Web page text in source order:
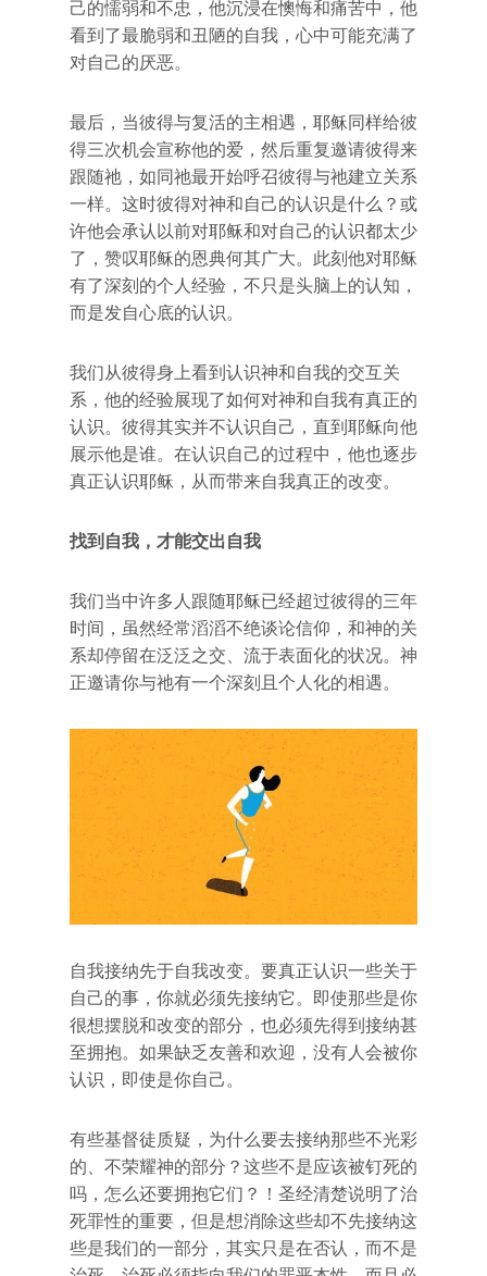
己的懦弱和不忠，他沉浸在懊悔和痛苦中，他
看到了最脆弱和丑陋的自我，心中可能充满了
对自己的厌恶。
最后，当彼得与复活的主相遇，耶稣同样给彼
得三次机会宣称他的爱，然后重复邀请彼得来
跟随祂，如同祂最开始呼召彼得与祂建立关系
一样。这时彼得对神和自己的认识是什么？或
许他会承认以前对耶稣和对自己的认识都太少
了，赞叹耶稣的恩典何其广大。此刻他对耶稣
有了深刻的个人经验，不只是头脑上的认知，
而是发自心底的认识。
我们从彼得身上看到认识神和自我的交互关
系，他的经验展现了如何对神和自我有真正的
认识。彼得其实并不认识自己，直到耶稣向他
展示他是谁。在认识自己的过程中，他也逐步
真正认识耶稣，从而带来自我真正的改变。
找到自我，才能交出自我
我们当中许多人跟随耶稣已经超过彼得的三年
时间，虽然经常滔滔不绝谈论信仰，和神的关
系却停留在泛泛之交、流于表面化的状况。神
正邀请你与祂有一个深刻且个人化的相遇。
自我接纳先于自我改变。要真正认识一些关于
自己的事，你就必须先接纳它。即使那些是你
很想摆脱和改变的部分，也必须先得到接纳甚
至拥抱。如果缺乏友善和欢迎，没有人会被你
认识，即使是你自己。
有些基督徒质疑，为什么要去接纳那些不光彩
的、不荣耀神的部分？这些不是应该被钉死的
吗，怎么还要拥抱它们？！圣经清楚说明了治
死罪性的重要，但是想消除这些却不先接纳这
些是我们的一部分，其实只是在否认，而不是